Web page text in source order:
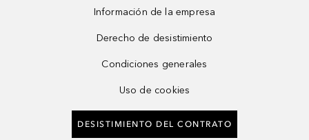
Información de la empresa
Derecho de desistimiento
Condiciones generales
Uso de cookies
DESISTIMIENTO DEL CONTRATO